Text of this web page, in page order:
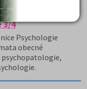
- příprava na
3/4
Psychologie
obecné